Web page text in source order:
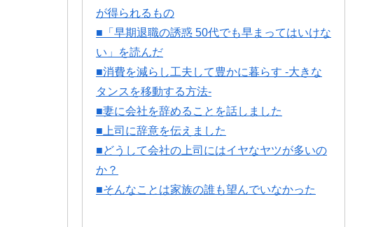
が得られるもの
■「早期退職の誘惑 50代でも早まってはいけな
い」を読んだ
■消費を減らし工夫して豊かに暮らす -大きな
タンスを移動する方法-
■妻に会社を辞めることを話しました
■上司に辞意を伝えました
■どうして会社の上司にはイヤなヤツが多いの
か？
■そんなことは家族の誰も望んでいなかった